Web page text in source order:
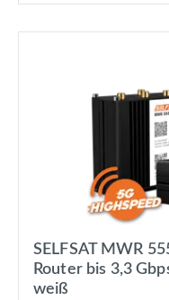
SELFSAT MWR
Router bis 3,3
weiß